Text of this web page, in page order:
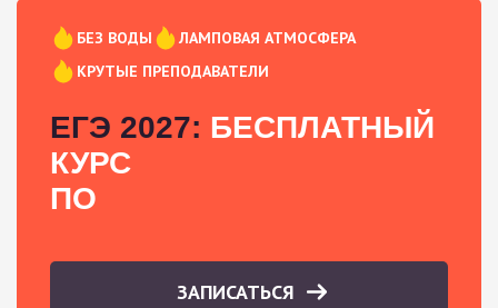
БЕЗ ВОДЫ
ЛАМПОВАЯ АТМОСФЕРА
КРУТЫЕ ПРЕПОДАВАТЕЛИ
ЕГЭ 2027: БЕСПЛАТНЫЙ
КУРС
ПО
ЗАПИСАТЬСЯ